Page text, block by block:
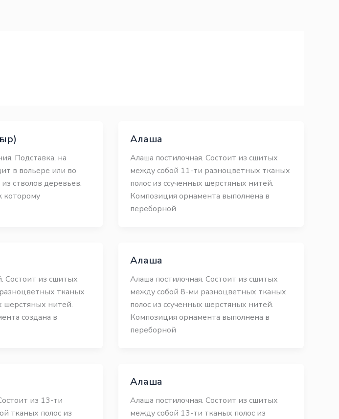
Подставка, на
в вольере или во
стволов деревьев.
которому
Алаша
Алаша постилочная. Состоит из сшитых
между собой 11-ти разноцветных тканых
полос из ссученных шерстяных нитей.
Композиция орнамента выполнена в
переборной
Состоит из сшитых
тканых
шерстяных нитей.
создана в
Алаша
Алаша постилочная. Состоит из сшитых
между собой 8-ми разноцветных тканых
полос из ссученных шерстяных нитей.
Композиция орнамента выполнена в
переборной
из 13-ти
тканых полос из
Алаша
Алаша постилочная. Состоит из сшитых
между собой 13-ти тканых полос из